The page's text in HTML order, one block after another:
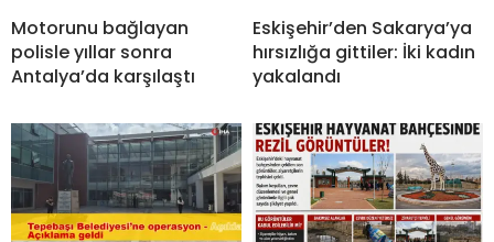
Motorunu bağlayan
polisle yıllar sonra
Antalya’da karşılaştı
Eskişehir’den Sakarya’ya
hırsızlığa gittiler: İki kadın
yakalandı